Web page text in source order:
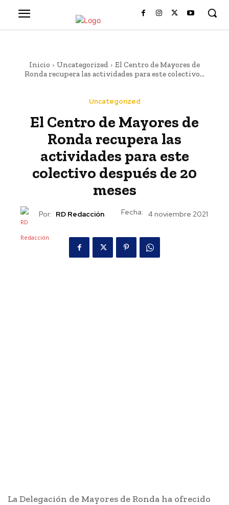
Inicio Uncategorized
El Centro de Mayores de
Ronda recupera las actividades para este colectivo...
Uncategorized
El Centro de Mayores de
Ronda recupera las
actividades para este
colectivo después de 20
meses
Por: RD Redacción Fecha: 4 noviembre 2021
La Delegación de Mayores de Ronda ha ofrecido